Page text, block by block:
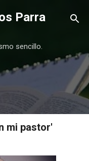
Parra
sencillo.
mi pastor'